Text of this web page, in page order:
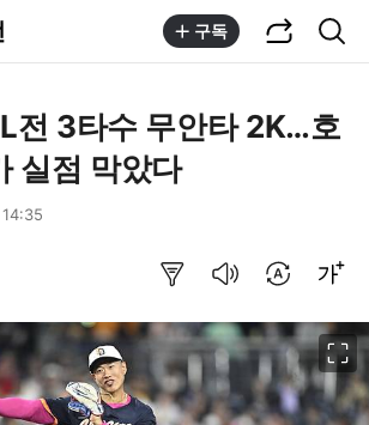
구독
전 3타수 무안타 2K…호
실점 막았다